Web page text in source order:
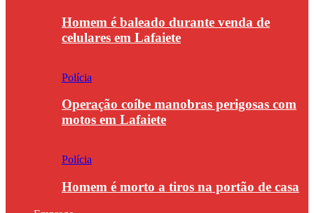
Homem é baleado durante venda de
celulares em Lafaiete
Polícia
Operação coíbe manobras perigosas com
motos em Lafaiete
Polícia
Homem é morto a tiros na portão de casa